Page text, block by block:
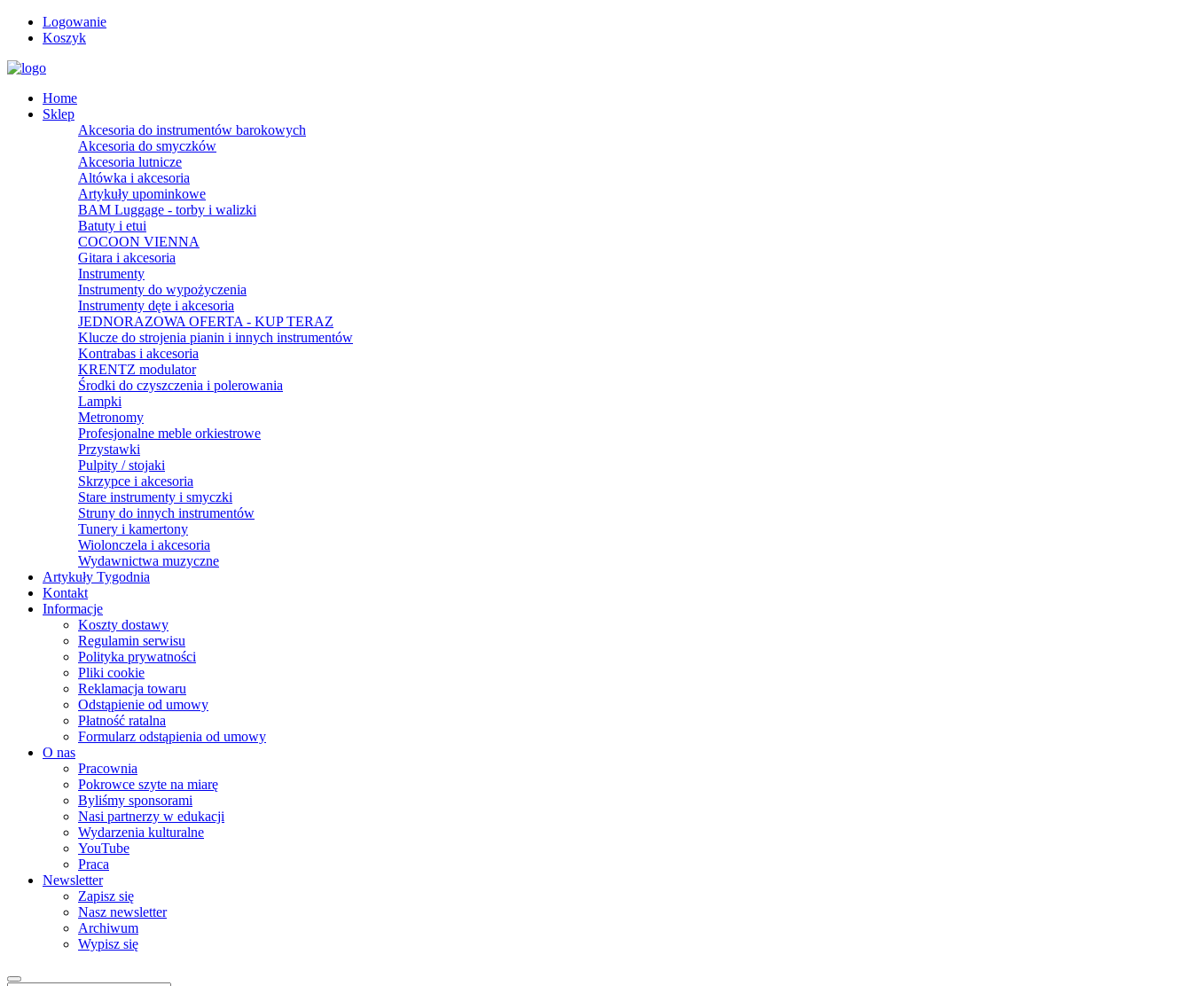
Logowanie
Koszyk
Home
Sklep
Akcesoria do instrumentów barokowych
Akcesoria do smyczków
Akcesoria lutnicze
Altówka i akcesoria
Artykuły upominkowe
BAM Luggage - torby i walizki
Batuty i etui
COCOON VIENNA
Gitara i akcesoria
Instrumenty
Instrumenty do wypożyczenia
Instrumenty dęte i akcesoria
JEDNORAZOWA OFERTA - KUP TERAZ
Klucze do strojenia pianin i innych instrumentów
Kontrabas i akcesoria
KRENTZ modulator
Środki do czyszczenia i polerowania
Lampki
Metronomy
Profesjonalne meble orkiestrowe
Przystawki
Pulpity / stojaki
Skrzypce i akcesoria
Stare instrumenty i smyczki
Struny do innych instrumentów
Tunery i kamertony
Wiolonczela i akcesoria
Wydawnictwa muzyczne
Artykuły Tygodnia
Kontakt
Informacje
Koszty dostawy
Regulamin serwisu
Polityka prywatności
Pliki cookie
Reklamacja towaru
Odstąpienie od umowy
Płatność ratalna
Formularz odstąpienia od umowy
O nas
Pracownia
Pokrowce szyte na miarę
Byliśmy sponsorami
Nasi partnerzy w edukacji
Wydarzenia kulturalne
YouTube
Praca
Newsletter
Zapisz się
Nasz newsletter
Archiwum
Wypisz się